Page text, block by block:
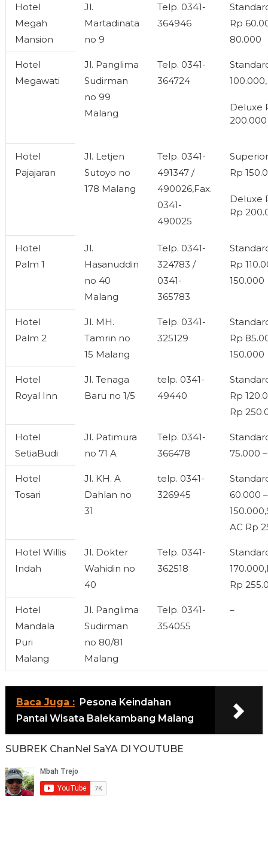
Hotel
Megah
Mansion
Jl.
Martadinata
no 9
Telp. 0341-
364946
Rp
80.000
Hotel
Megawati
Jl. Panglima
Sudirman
no 99
Malang
Telp. 0341-
364724
100.000,
Deluxe
200.000
Hotel
Pajajaran
Jl. Letjen
Sutoyo no
178 Malang
Telp. 0341-
491347 /
490026,Fax.
0341-
490025
Rp
Deluxe
Rp
Hotel
Palm 1
Jl.
Hasanuddin
no 40
Malang
Telp. 0341-
324783 /
0341-
365783
Rp
150.000
Hotel
Palm 2
Jl. MH.
Tamrin no
15 Malang
Telp. 0341-
325129
Rp
150.000
Hotel
Royal Inn
Jl. Tenaga
Baru no 1/5
telp. 0341-
49440
Rp
Rp
Hotel
SetiaBudi
Jl. Patimura
no 71 A
Telp. 0341-
366478
75.000
Hotel
Tosari
Jl. KH. A
Dahlan no
31
telp. 0341-
326945
60.000 –
AC Rp
Hotel Willis
Indah
Jl. Dokter
Wahidin no
40
Telp. 0341-
362518
Rp
Hotel
Mandala
Puri
Malang
Jl. Panglima
Sudirman
no 80/81
Malang
Telp. 0341-
354055
–
Baca Juga : Pesona Keindahan
Pantai Wisata Balekambang Malang
SUBREK ChanNel SaYA DI YOUTUBE